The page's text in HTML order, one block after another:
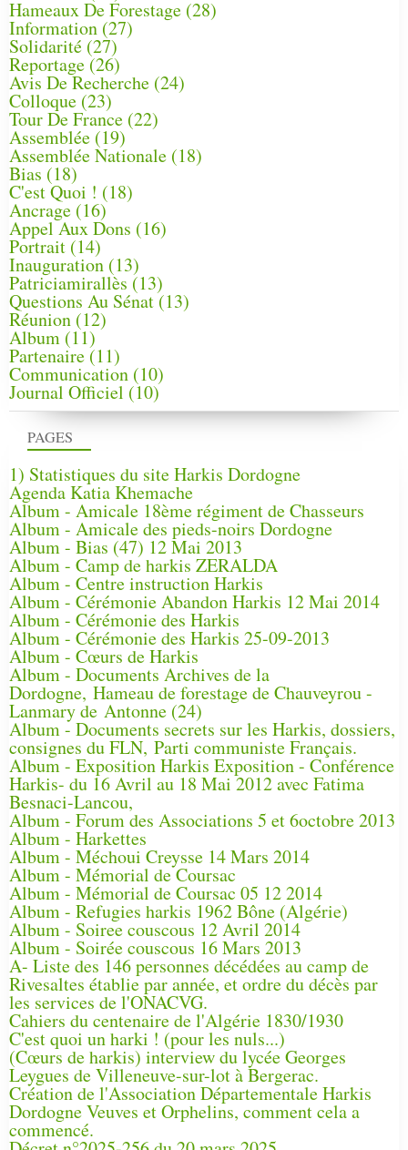
PAGES
1) Statistiques du site Harkis Dordogne
Agenda Katia Khemache
Album - Amicale 18ème régiment de Chasseurs
Album - Amicale des pieds-noirs Dordogne
Album - Bias (47) 12 Mai 2013
Album - Camp de harkis ZERALDA
Album - Centre instruction Harkis
Album - Cérémonie Abandon Harkis 12 Mai 2014
Album - Cérémonie des Harkis
Album - Cérémonie des Harkis 25-09-2013
Album - Cœurs de Harkis
Album - Documents Archives de la
Dordogne, Hameau de forestage de Chauveyrou -
Lanmary de Antonne (24)
Album - Documents secrets sur les Harkis, dossiers,
consignes du FLN, Parti communiste Français.
Album - Exposition Harkis Exposition - Conférence
Harkis- du 16 Avril au 18 Mai 2012 avec Fatima
Besnaci-Lancou,
Album - Forum des Associations 5 et 6octobre 2013
Album - Harkettes
Album - Méchoui Creysse 14 Mars 2014
Album - Mémorial de Coursac
Album - Mémorial de Coursac 05 12 2014
Album - Refugies harkis 1962 Bône (Algérie)
Album - Soiree couscous 12 Avril 2014
Album - Soirée couscous 16 Mars 2013
A- Liste des 146 personnes décédées au camp de
Rivesaltes établie par année, et ordre du décès par
les services de l'ONACVG.
Cahiers du centenaire de l'Algérie 1830/1930
C'est quoi un harki ! (pour les nuls...)
(Cœurs de harkis) interview du lycée Georges
Leygues de Villeneuve-sur-lot à Bergerac.
Création de l'Association Départementale Harkis
Dordogne Veuves et Orphelins, comment cela a
commencé.
Hameaux De Forestage (28)
Information (27)
Solidarité (27)
Reportage (26)
Avis De Recherche (24)
Colloque (23)
Tour De France (22)
Assemblée (19)
Assemblée Nationale (18)
Bias (18)
C'est Quoi ! (18)
Ancrage (16)
Appel Aux Dons (16)
Portrait (14)
Inauguration (13)
Patriciamirallès (13)
Questions Au Sénat(13)
Réunion (12)
Album (11)
Partenaire(11)
Communication (10)
Journal Officiel (10)